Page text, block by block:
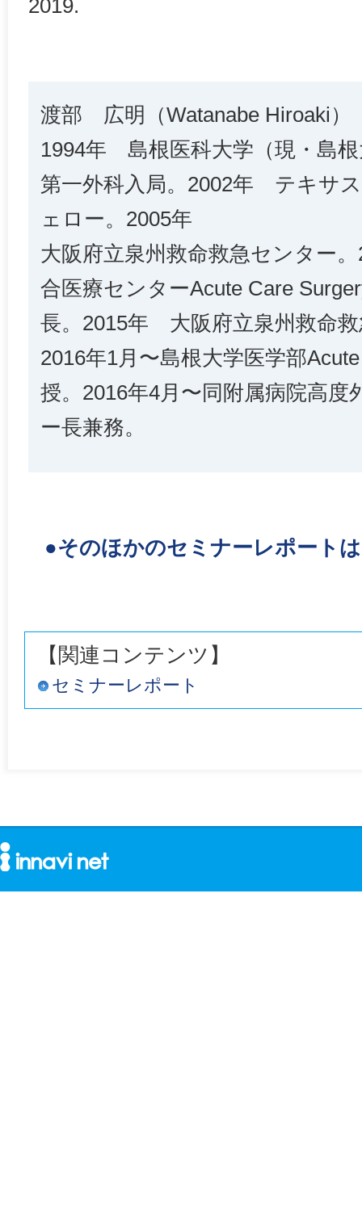
2019.
渡部 広明（Watanabe Hiroaki）
1994年 島根医科大学（現・島
第一外科入局。2002年 テキサ
ェロー。2005年
大阪府立泉州救命救急センター
合医療センターAcute Care
長。2015年 大阪府立泉州救命
2016年1月〜島根大学医学部
授。2016年4月〜同附属病院高度
ー長兼務。
●そのほかのセミナーレポート
【関連コンテンツ】
セミナーレポート